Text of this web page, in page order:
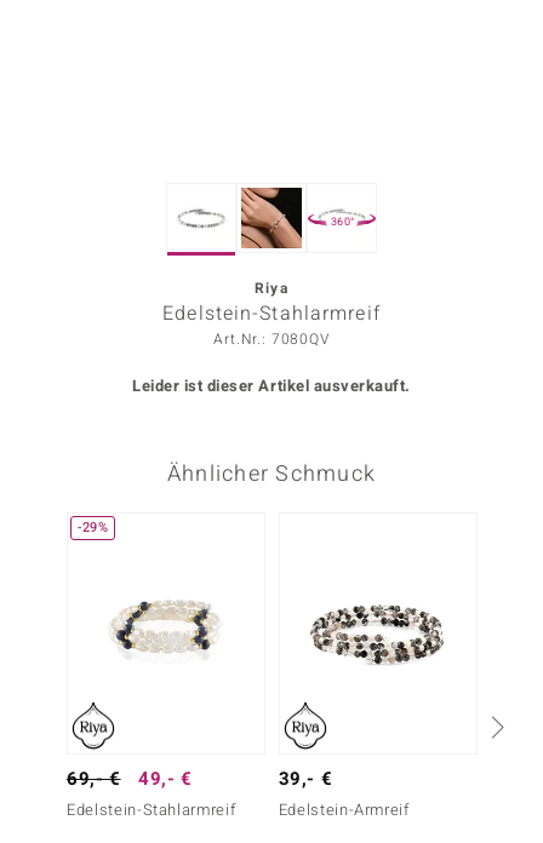
Collection
BY DE MELO
360°
Riya
Edelstein-Stahlarmreif
Art.Nr.: 7080QV
Leider ist dieser Artikel ausverkauft.
Ähnlicher Schmuck
-29%
69,- € 49,- €
Edelstein-Stahlarmreif
39,- €
Edelstein-Armreif